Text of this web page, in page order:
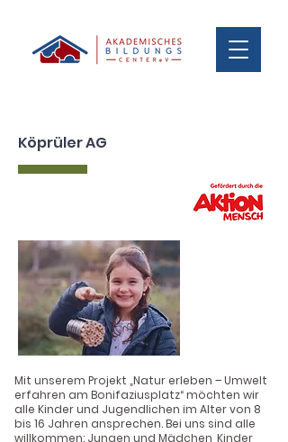
Köprüler AG
Mit unserem Projekt „Natur erleben – Umwelt
erfahren am Bonifaziusplatz“ möchten wir
alle Kinder und Jugendlichen im Alter von 8
bis 16 Jahren ansprechen. Bei uns sind alle
willkommen: Jungen und Mädchen, Kinder